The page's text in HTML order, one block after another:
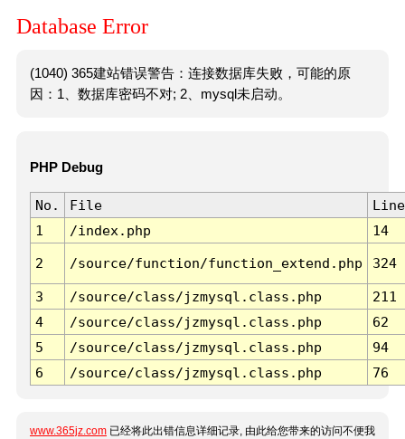
Database Error
(1040) 365建站错误警告：连接数据库失败，可能的原
因：1、数据库密码不对; 2、mysql未启动。
PHP Debug
No. File
Line
1
/index.php 14
2 /source/function/function_extend.php 324
3 /source/class/jzmysql.class.php
211
4
/source/class/jzmysql.class.php
62
5
/source/class/jzmysql.class.php
94
6
/source/class/jzmysql.class.php 76
www.365jz.com 已经将此出错信息详细记录, 由此给您带来的访问不便我